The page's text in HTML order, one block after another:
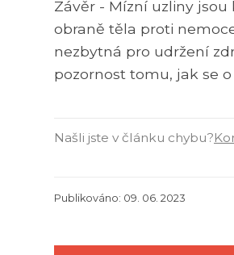
Závěr - Mízní uzliny
obraně těla proti
nezbytná pro udržení
pozornost tomu, jak se
Našli jste v článku chybu?
Publikováno: 09. 06. 2023